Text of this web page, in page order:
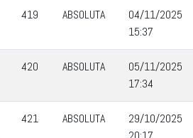
419 ABSOLUTA
04/11/2025
15:37
420 ABSOLUTA
05/11/2025
17:34
421 ABSOLUTA
29/10/2025